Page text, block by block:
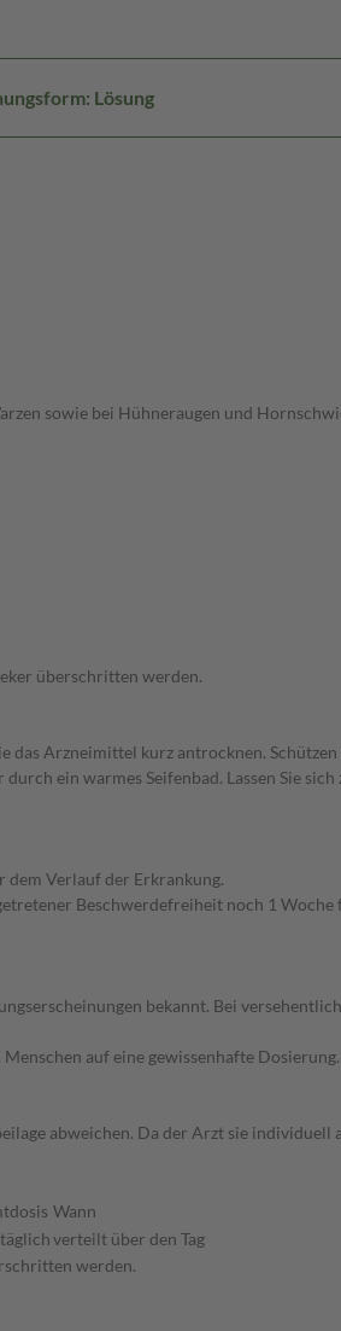
Lösung
sowie bei Hühneraugen und
überschritten werden.
das Arzneimittel kurz antrocknen.
ein warmes Seifenbad. Lassen Sie
Verlauf der Erkrankung.
Beschwerdefreiheit noch 1
bekannt. Bei
auf eine gewissenhafte
abweichen. Da der Arzt sie
Wann
verteilt über den Tag
werden.